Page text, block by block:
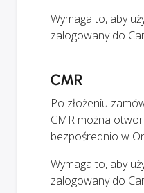
Wymaga to, aby
zalogowany do
CMR
Po złożeniu
CMR można
bezpośrednio w
Wymaga to, aby
zalogowany do